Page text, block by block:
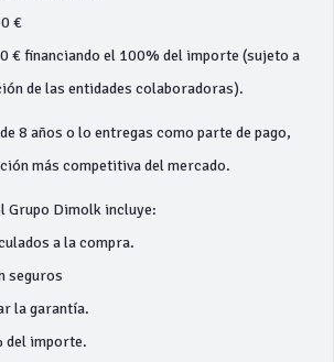
€
€ financiando el 100% del importe (sujeto a
de las entidades colaboradoras).
8 años o lo entregas como parte de pago,
más competitiva del mercado.
Grupo Dimolk incluye:
a la compra.
seguros
la garantía.
del importe.